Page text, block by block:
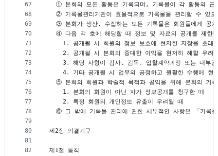
67
68
69
70
71
72
73
74
75
76
77
78
79
80
81
82
① 본회의 모든 활동은 기록되며, 기록물이 각 활동의 근
② 기록물관리기관이 효율적으로 기록물을 관리할 수 있
③ 본회가 생산, 수집하는 모든 기록물은 회원들에게 공
④ 다음 각 호에 해당할 때 정보 및 자료의 공개를 제한
1. 공개될 시 회원의 정보 보호에 현저한 지장을 초래
2. 공개될 시 본회의 중대한 이익을 현저히 해할 우려
3. 해당 사항이 감사, 감독, 입찰계약과정 또는 내부
4. 기타 공개될 시 업무의 공정하고 원활한 수행에 현
⑤ 본회의 회원과 학술적 목적과 공익을 위해 본회의 기
    1. 본회의 회원이 아닌 자가 정보공개를 청구한 때
    2. 특정 회원의 개인정보 유출이 우려될 때
⑥ 그 밖에 기록물 관리에 관한 세부적인 사항은 「기록
제2장 의결기구
제1절 통칙